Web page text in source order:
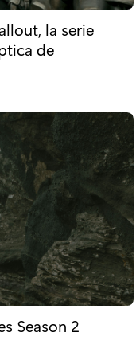
la serie
de
Season 2